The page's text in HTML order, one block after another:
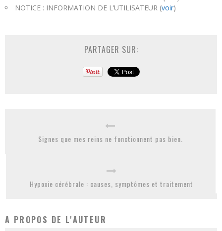
NOTICE : INFORMATION DE L’UTILISATEUR (voir)
PARTAGER SUR:
Signes que mes reins ne fonctionnent pas bien.
Hypoxie cérébrale : causes, symptômes et traitement
A PROPOS DE L'AUTEUR